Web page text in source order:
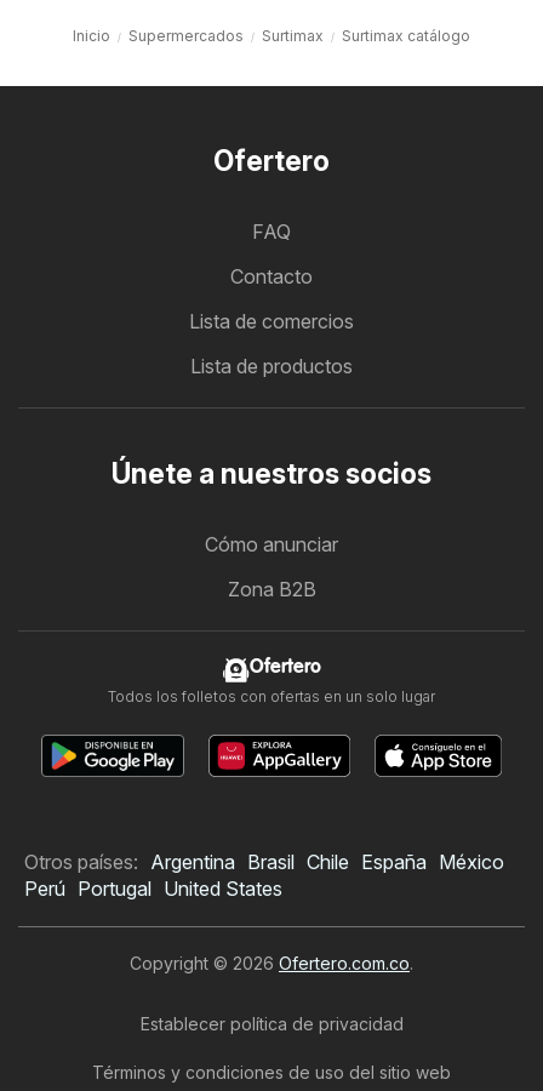
Inicio Supermercados Surtimax Surtimax catálogo
Ofertero
FAQ
Contacto
Lista de comercios
Lista de productos
Únete a nuestros socios
Cómo anunciar
Zona B2B
Ofertero
Todos los folletos con ofertas en un solo lugar
Otros países: Argentina Brasil Chile España México
Perú Portugal United States
Copyright © 2026 Ofertero.com.co.
Establecer política de privacidad
Términos y condiciones de uso del sitio web